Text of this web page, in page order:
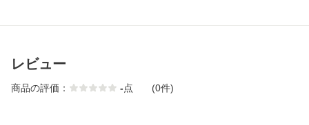
レビュー
商品の評価： -点 (0件)